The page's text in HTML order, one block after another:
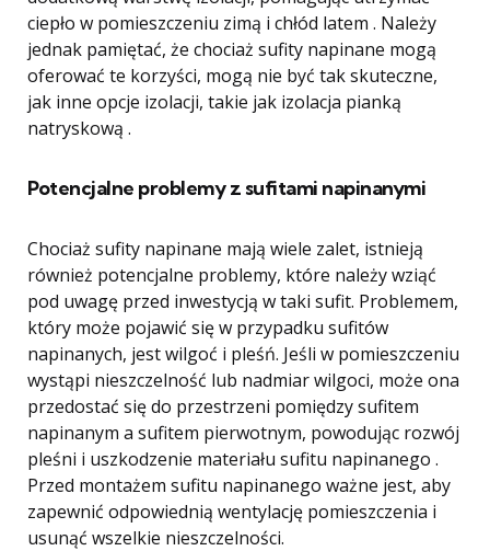
ciepło w pomieszczeniu zimą i chłód latem . Należy
jednak pamiętać, że chociaż sufity napinane mogą
oferować te korzyści, mogą nie być tak skuteczne,
jak inne opcje izolacji, takie jak izolacja pianką
natryskową .
Potencjalne problemy z sufitami napinanymi
Chociaż sufity napinane mają wiele zalet, istnieją
również potencjalne problemy, które należy wziąć
pod uwagę przed inwestycją w taki sufit. Problemem,
który może pojawić się w przypadku sufitów
napinanych, jest wilgoć i pleśń. Jeśli w pomieszczeniu
wystąpi nieszczelność lub nadmiar wilgoci, może ona
przedostać się do przestrzeni pomiędzy sufitem
napinanym a sufitem pierwotnym, powodując rozwój
pleśni i uszkodzenie materiału sufitu napinanego .
Przed montażem sufitu napinanego ważne jest, aby
zapewnić odpowiednią wentylację pomieszczenia i
usunąć wszelkie nieszczelności.